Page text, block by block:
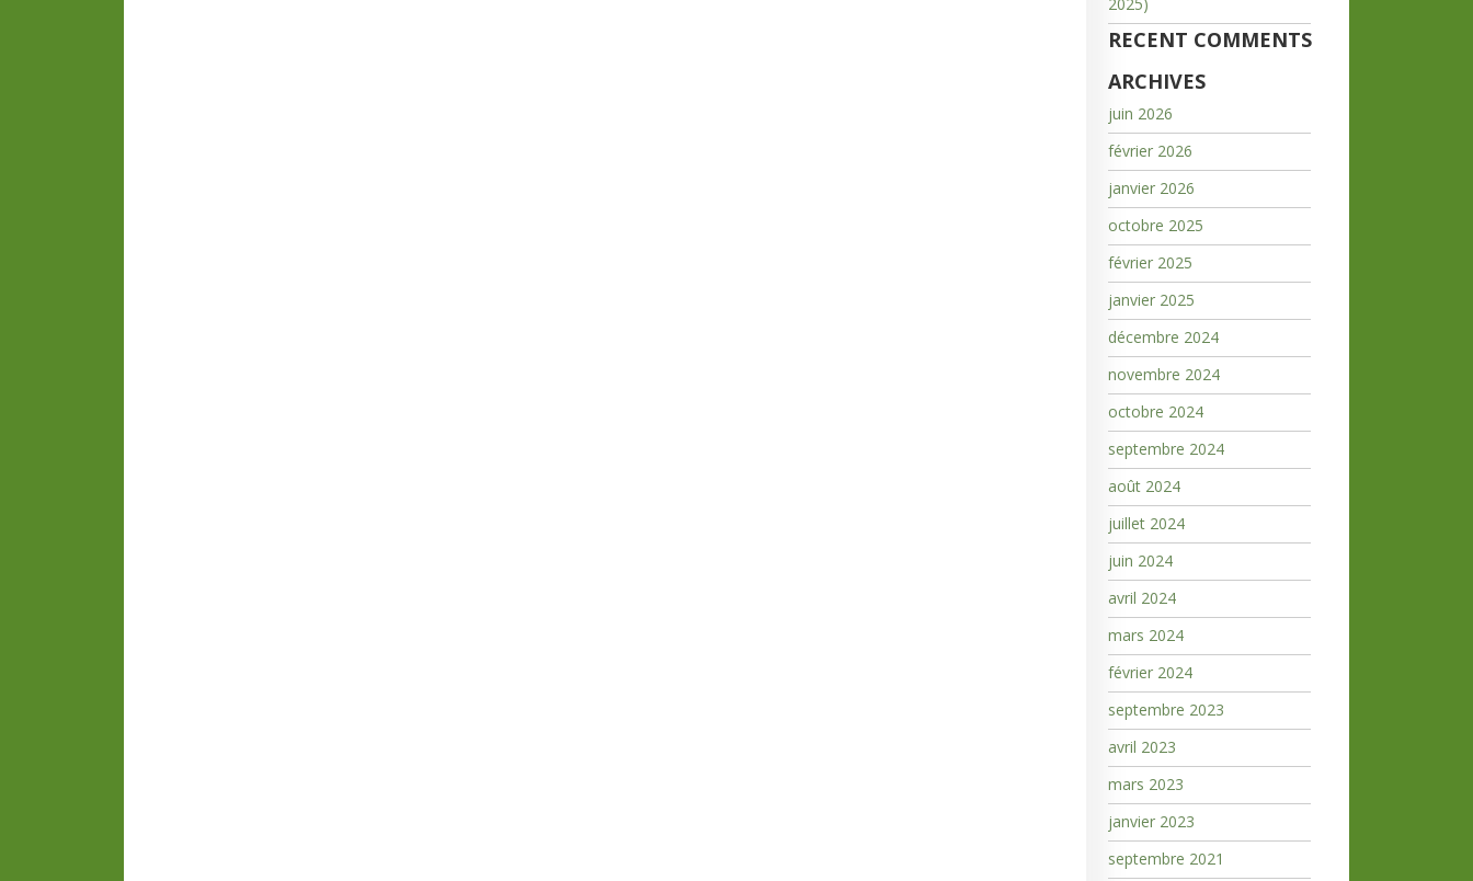
RECENT COMMENTS
ARCHIVES
juin 2026
février 2026
janvier 2026
octobre 2025
février 2025
janvier 2025
décembre 2024
novembre 2024
octobre 2024
septembre 2024
août 2024
juillet 2024
juin 2024
avril 2024
mars 2024
février 2024
septembre 2023
avril 2023
mars 2023
janvier 2023
septembre 2021